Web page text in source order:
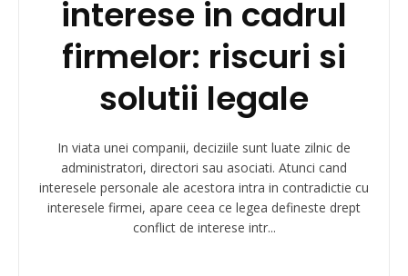
interese in cadrul
firmelor: riscuri si
solutii legale
In viata unei companii, deciziile sunt luate zilnic de
administratori, directori sau asociati. Atunci cand
interesele personale ale acestora intra in contradictie cu
interesele firmei, apare ceea ce legea defineste drept
conflict de interese intr...